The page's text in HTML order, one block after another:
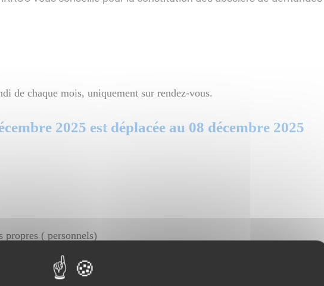
de chaque mois, uniquement sur rendez-vous.
2025 est déplacée au 08 décembre 2025
propres ( personnels)